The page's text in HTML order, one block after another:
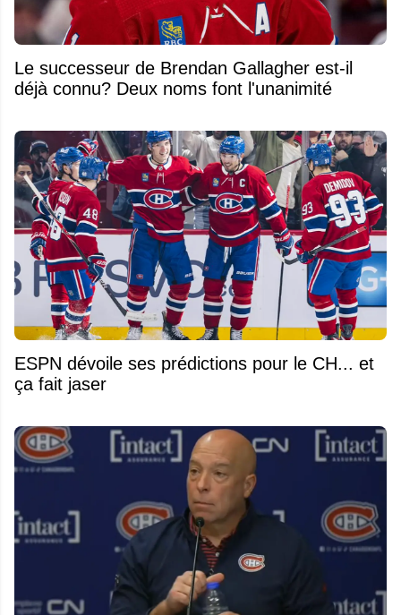
Le successeur de Brendan Gallagher est-il
déjà connu? Deux noms font l'unanimité
ESPN dévoile ses prédictions pour le CH... et
ça fait jaser